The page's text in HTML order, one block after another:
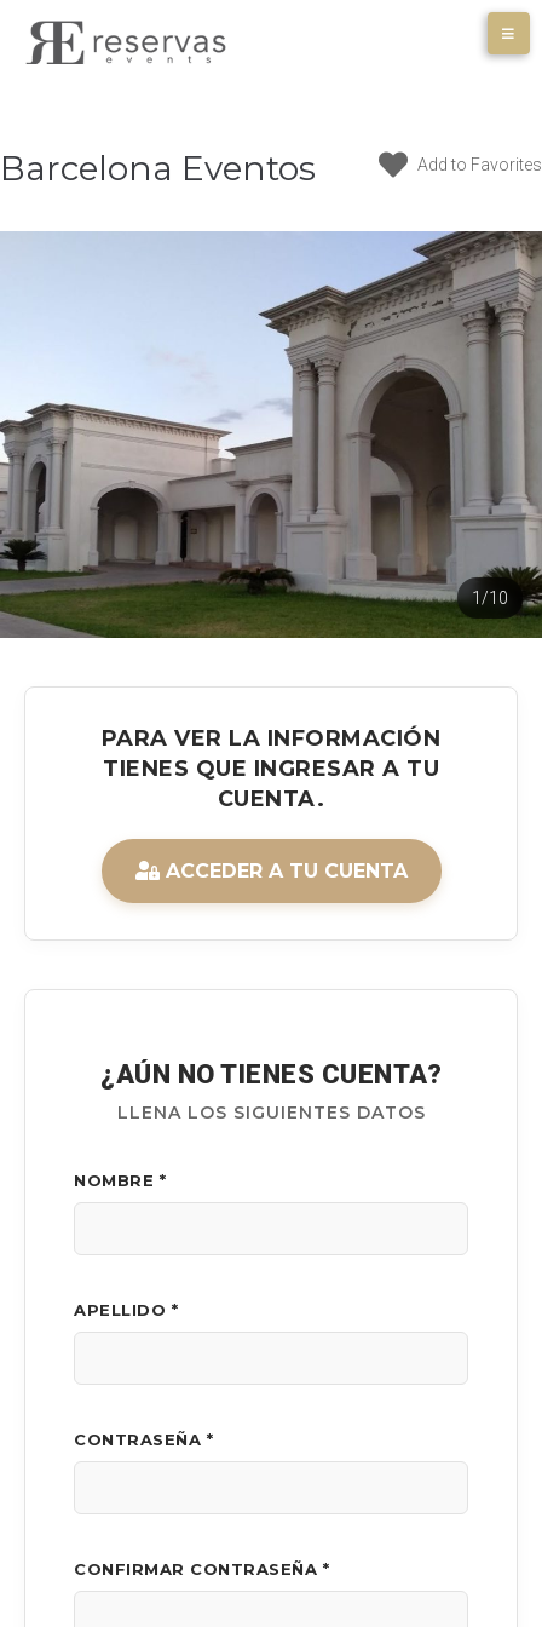
Barcelona Eventos Add to Favorites
1/10
PARA VER LA INFORMACIÓN
TIENES QUE INGRESAR A TU
CUENTA.
ACCEDER A TU CUENTA
¿AÚN NO TIENES CUENTA?
LLENA LOS SIGUIENTES DATOS
NOMBRE *
APELLIDO *
CONTRASEÑA *
CONFIRMAR CONTRASEÑA *